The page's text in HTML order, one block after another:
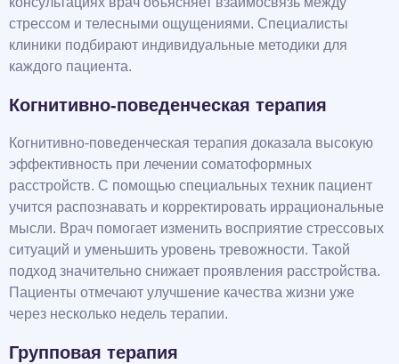
стрессом и телесными ощущениями. Специалисты
клиники подбирают индивидуальные методики для
каждого пациента.
Когнитивно-поведенческая терапия
Когнитивно-поведенческая терапия доказала высокую
эффективность при лечении соматоформных
расстройств. С помощью специальных техник пациент
учится распознавать и корректировать иррациональные
мысли. Врач помогает изменить восприятие стрессовых
ситуаций и уменьшить уровень тревожности. Такой
подход значительно снижает проявления расстройства.
Пациенты отмечают улучшение качества жизни уже
через несколько недель терапии.
Групповая терапия